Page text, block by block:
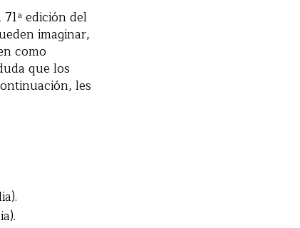
edición del
imaginar,
como
que los
les